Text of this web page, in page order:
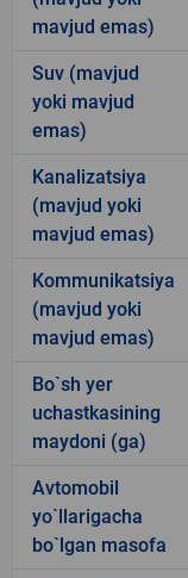
mavjud emas)
Suv (mavjud
yoki mavjud
emas)
Kanalizatsiya
(mavjud yoki
mavjud emas)
Kommunikatsiya
(mavjud yoki
mavjud emas)
Bo`sh yer
uchastkasining
maydoni (ga)
Avtomobil
yo`llarigacha
bo`lgan masofa